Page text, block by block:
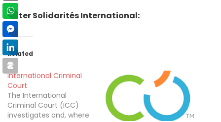
Noter Solidarités International:
Related
International Criminal
Court
​The International
Criminal Court (ICC)
investigates and, where